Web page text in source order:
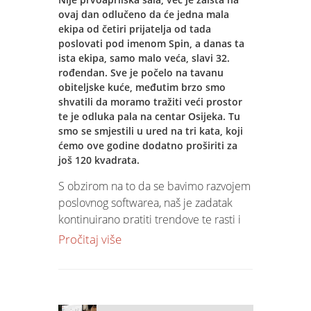
istaknem njihov doprinos razvoju Spin
ideje.
ŠTO ĆE TI NAJVIŠE NEDOSTAJATI?
Kada u 30-ak godina ostvariš sve svoje
ideje i snove, kada proživiš sve
adrenalinske šokove, tada odlaziš miran
i zadovoljan.
KOJI SU IZAZOVI S KOJIMA SE SPIN
MOŽE SUSRESTI U BUDUĆNOSTI?
evolucijskom smislu ne napreduju oni
Nadamo se da je ovo samo početak te
da će okolnosti dopustiti da se u
potpunosti opustimo te vratimo na
staro i opet uživamo u redovnim
okupljanjima i druženjima u Spinu.
Spin tim želi vam sretan i ispunjen
blagdanski vikend u krugu obitelji i
prijatelja!
ovaj dan odlučeno da će jedna mala
ekipa od četiri prijatelja od tada
poslovati pod imenom Spin, a danas ta
ista ekipa, samo malo veća, slavi 32.
rođendan. Sve je počelo na tavanu
obiteljske kuće, međutim brzo smo
shvatili da moramo tražiti veći prostor
te je odluka pala na centar Osijeka. Tu
smo se smjestili u ured na tri kata, koji
ćemo ove godine dodatno proširiti za
još 120 kvadrata.
S obzirom na to da se bavimo razvojem
poslovnog softwarea, naš je zadatak
kontinuirano pratiti trendove te rasti i
razvijati se s tehnologijom i novim
doveli do današnjeg tima od 65
Pročitaj više